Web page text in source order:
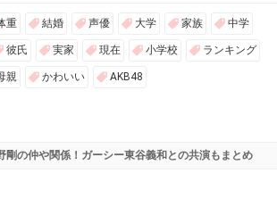
重 結婚 声優 大学 家族 中学
彼氏 実家 現在 小学校 ランキング
親 かわいい AKB48
剛の仲や関係！ガーシー東谷義和との共演もまとめ